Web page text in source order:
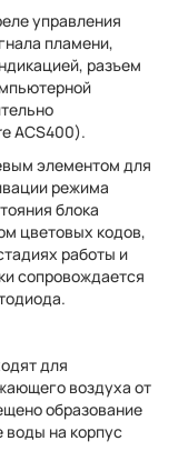
управления
пламени,
разъем
ACS400).
элементом для
режима
блока
цветовых кодов,
работы и
сопровождается
для
воздуха от
образование
воды на корпус